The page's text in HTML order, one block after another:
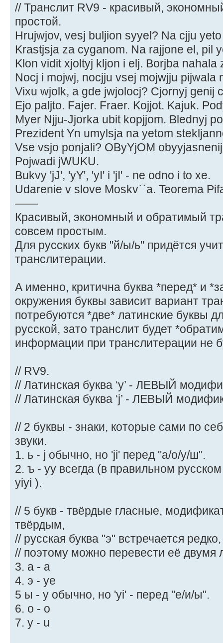
// Транслит RV9 - красивый,
простой.
Hrujwjov, vesj buljion syyel? Na cjju
Krastjsja za cyganom. Na rajjone el, pil
Klon vidit xjoltyj kljon i elj. Borjba nahala
Nocj i mojwj, nocjju vsej mojwjju pijwala
Vixu wjolk, a gde jwjolocj? Cjornyj genij
Ejo paljto. Fajer. Fraer. Kojjot. Kajuk.
Myer Njju-Jjorka ubit kopjjom. Blednyj
Prezident Yn umylsja na yetom
Vse vsjo ponjali? OByYjOM
Pojwadi jWUKU.
Bukvy 'jJ', 'yY', 'yI' i 'jI' - ne odno i to xe.
Udarenie v slove Moskv``a. Teorema
——
Красивый, экономный и обратимый
совсем простым.
Для русских букв "й/ы/ь" придётся
транслитерации.
А именно, критична буква *перед* и
окружения буквы зависит вариант
потребуются *две* латинские буквы
русской, зато транслит будет
информации при транслитерации не
// RV9.
// Латинская буква ‘y’ - ЛЕВЫЙ
// Латинская буква ‘j’ - ЛЕВЫЙ
// 2 буквы - знаки, которые сами по
звуки.
1. ь - j обычно, но 'ji' перед "а/о/у/ш".
2. ъ - yy всегда (в правильном
yiyi ).
// 5 букв - твёрдые гласные,
твёрдым,
// русская буква "э" встречается редко,
// поэтому можно перевести её двумя
3. a - а
4. э - ye
5 ы - y обычно, но 'yi' - перед "е/и/ы".
6. о - o
7. у - u